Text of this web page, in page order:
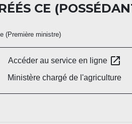
CE
(Première ministre)
Accéder au service en ligne open_in_new
Ministère chargé de l'agriculture